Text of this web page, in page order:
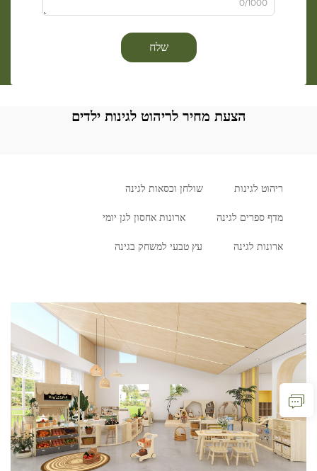
0/1000
שלח
הצעת מחיר לריהוט לגינות ילדים
ריהוט לגינות שולחן וכסאות לגינה
מדף ספרים לגינה ארונות אחסון לגן יומי
ארונות לגינה עץ טבעי למשחק בגינה